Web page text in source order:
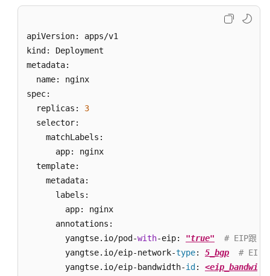
件
模
板
Chart）
配
apiVersion: apps/v1
kind: Deployment
metadata:
  name: nginx
spec:
  replicas:
3
  selector:
    matchLabels:
      app: nginx
  template:
    metadata:
      labels:
        app: nginx
      annotations:
        yangtse.io/pod-
with-eip: "true"
# EIP跟随
        yangtse.io/eip-network-
type: 5_bgp
# EIP
        yangtse.io/eip-bandwidth-
id :